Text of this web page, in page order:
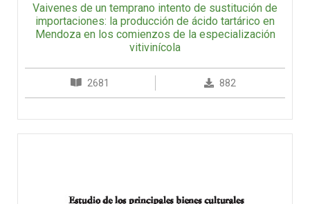
Vaivenes de un temprano intento de sustitución de
importaciones: la producción de ácido tartárico en
Mendoza en los comienzos de la especialización
vitivinícola
2681 882